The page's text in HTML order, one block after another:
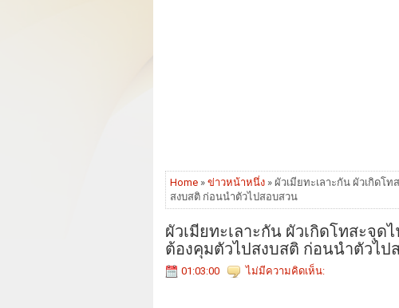
Home » ข่าวหน้าหนึ่ง » ผัวเมียทะเลาะกัน ผัวเกิดโ
สงบสติ ก่อนนำตัวไปสอบสวน
ผัวเมียทะเลาะกัน ผัวเกิดโทสะจุด
ต้องคุมตัวไปสงบสติ ก่อนนำตัวไป
01:03:00 ไม่มีความคิดเห็น: